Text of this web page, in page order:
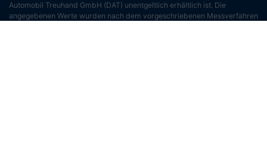
Automobil Treuhand GmbH (DAT) unentgeltlich erhältlich ist. Die
angegebenen Werte wurden nach dem vorgeschriebenen Messverfahren